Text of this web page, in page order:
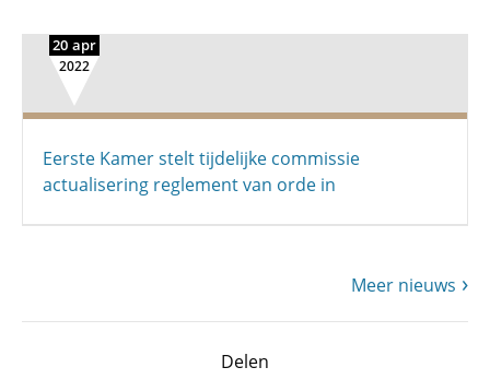
20 apr
2022
Eerste Kamer stelt tijdelijke commissie
actualisering reglement van orde in
Meer nieuws
Delen